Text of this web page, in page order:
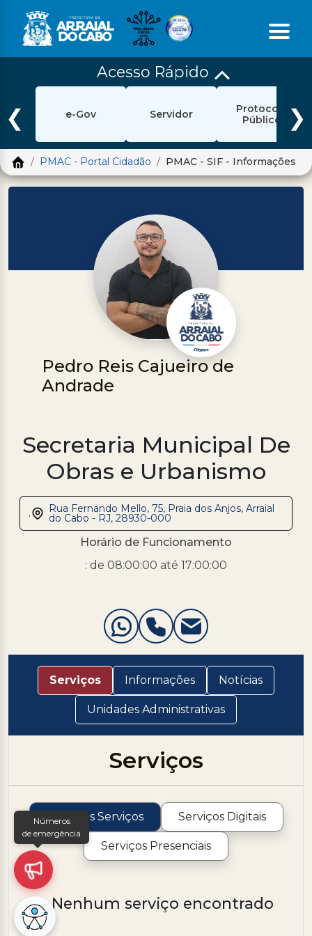
Início
Ouvidoria
Login
Pesquisar
Portal Cidadão
Política de Privacidade
Prefeitura
Diário Oficial
Processo Seletivo
Concursos
Cursos
Programas
Acesso Rápido
❮ e-Gov Servidor
Protocolo
Público
❯
PMAC - Portal Cidadão PMAC - SIF - Informações
Números
de emergência
Pedro Reis Cajueiro de
Andrade
Secretaria Municipal De
Obras e Urbanismo
. Rua Fernando Mello, 75, Praia dos Anjos, Arraial
do Cabo - RJ, 28930-000
Horário de Funcionamento
: de 08:00:00 até 17:00:00
Serviços Informações Notícias
Unidades Administrativas
Serviços
Todos os Serviços Serviços Digitais
Serviços Presenciais
Nenhum serviço encontrado